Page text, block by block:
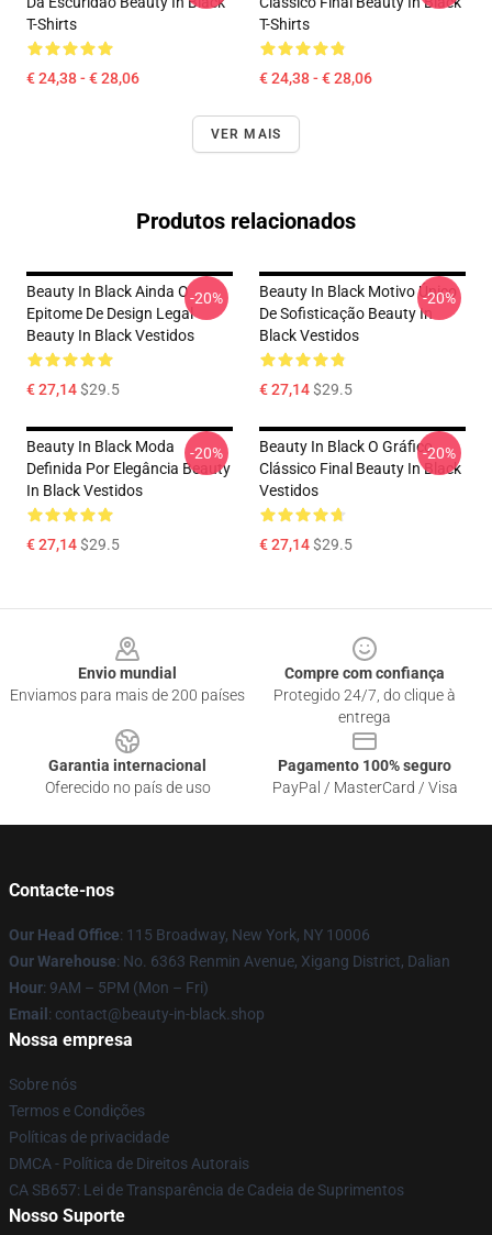
T-Shirts
€ 24,38 - € 28,06
T-Shirts
€ 24,38 - € 28,06
VER MAIS
Produtos relacionados
Beauty In Black Ainda O
Epitome De Design Legal
Beauty In Black Vestidos
€ 27,14$29.5
-20%
Beauty In Black Motivo Único
De Sofisticação Beauty In
Black Vestidos
€ 27,14$29.5
-20%
Beauty In Black Moda
Definida Por Elegância Beauty
In Black Vestidos
€ 27,14$29.5
-20%
Beauty In Black O Gráfico
Clássico Final Beauty In Black
Vestidos
€ 27,14$29.5
-20%
Envio mundial
Enviamos para mais de 200 países
Compre com confiança
Protegido 24/7, do clique à
entrega
Garantia internacional
Oferecido no país de uso
Pagamento 100% seguro
PayPal / MasterCard / Visa
Contacte-nos
Our Head Office: 115 Broadway, New York, NY 10006
Our Warehouse: No. 6363 Renmin Avenue, Xigang District, Dalian
Hour: 9AM – 5PM (Mon – Fri)
Email : contact@beauty-in-black.shop
Nossa empresa
Sobre nós
Termos e Condições
Políticas de privacidade
DMCA - Política de Direitos Autorais
CA SB657: Lei de Transparência de Cadeia de Suprimentos
Nosso Suporte